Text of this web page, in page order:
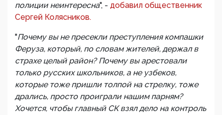
полиции неинтересна", - добавил общественник
Сергей Колясников.
"Почему вы не пресекли преступления компашки
Феруза, который, по словам жителей, держал в
страхе целый район? Почему вы арестовали
только русских школьников, а не узбеков,
которые тоже пришли толпой на стрелку, тоже
дрались, просто проиграли нашим парням?
Хочется, чтобы главный СК взял дело на контроль